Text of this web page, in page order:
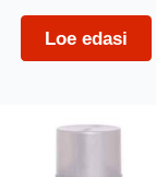
Loe edasi